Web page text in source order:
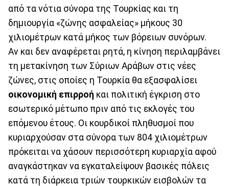
από τα νότια σύνορα της Τουρκίας και τη
δημιουργία «ζώνης ασφαλείας» μήκους 30
χιλιομέτρων κατά μήκος των βόρειων συνόρων.
Αν και δεν αναφέρεται ρητά, η κίνηση περιλαμβάνει
τη μετακίνηση των Σύριων Αράβων στις νέες
ζώνες, στις οποίες η Τουρκία θα εξασφαλίσει
οικονομική επιρροή και πολιτική έγκριση στο
εσωτερικό μέτωπο πριν από τις εκλογές του
επόμενου έτους. Οι κουρδικοί πληθυσμοί που
κυριαρχούσαν στα σύνορα των 804 χιλιομέτρων
πρόκειται να χάσουν περισσότερη κυριαρχία αφού
αναγκάστηκαν να εγκαταλείψουν βασικές πόλεις
κατά τη διάρκεια τριών τουρκικών εισβολών τα